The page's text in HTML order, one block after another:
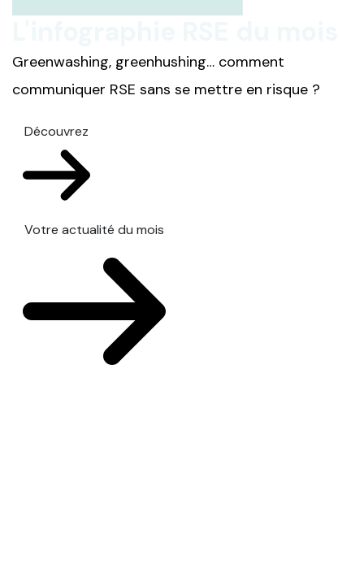
Greenwashing, greenhushing… comment
communiquer RSE sans se mettre en risque ?
Découvrez
Votre actualité du mois